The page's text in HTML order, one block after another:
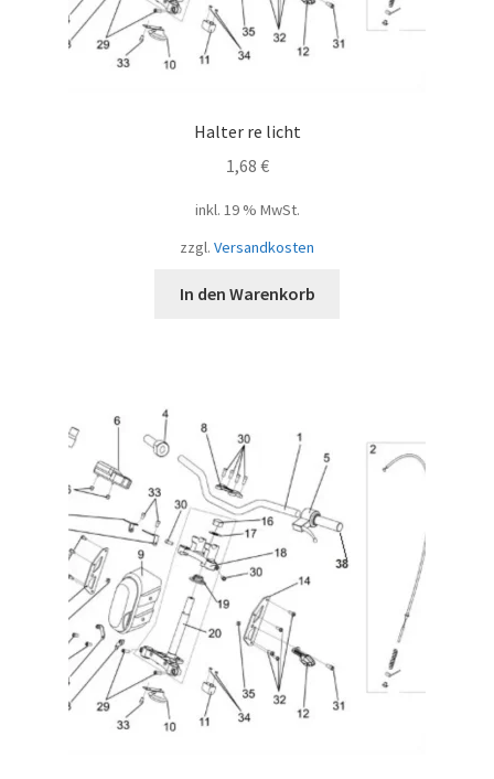
Halter re licht
1,68 €
inkl. 19 % MwSt.
zzgl. Versandkosten
In den Warenkorb